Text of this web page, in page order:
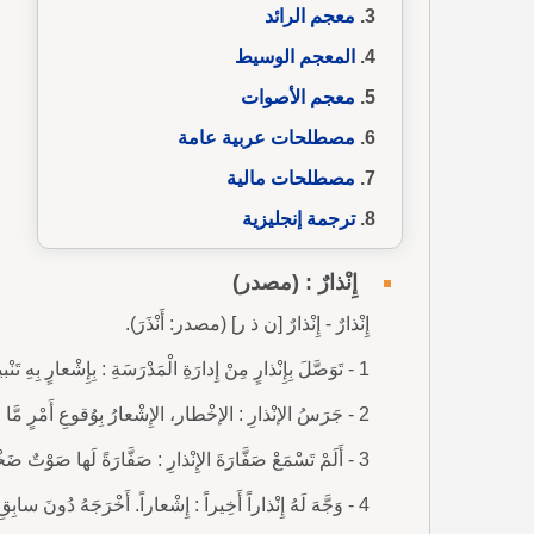
معجم الرائد
المعجم الوسيط
معجم الأصوات
مصطلحات عربية عامة
مصطلحات مالية
ترجمة إنجليزية
إِنْذارٌ : (مصدر)
إِنْذارٌ - إِنْذارٌ [ن ذ ر] (مصدر: أَنْذَرَ).
1 - تَوَصَّلَ بِإِنْذارٍ مِنْ إِدارَةِ الْمَدْرَسَةِ : بِإِشْعارٍ بِهِ تَنْبيهٌ على عَمَلٍ خَطيرٍ قامَ بِهِ.
2 - جَرَسُ الإنْذارِ : الإخْطار، الإِشْعارُ بِوُقوعِ أَمْرٍ مَّا لأخْذِ الحيطَةِ والحَذَرِ.
3 - أَلَمْ تَسْمَعْ صَفَّارَةَ الإِنْذارِ : صَفَّارَةً لَها صَوْتٌ ضَخْمٌ تُشْعِرُكَ بِحُدوثِ شَيْءٍ خَطيرٍ، أَوْحُلولِ مُناسَبَةٍ مَّا.
4 - وَجَّهَ لَهُ إِنْذاراً أَخِيراً : إِشْعاراً. أَخْرَجَهُ دُونَ سابِقِ إِنْذارٍ.